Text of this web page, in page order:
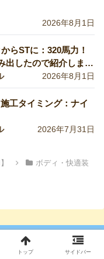
2026年8月1日
らSTに：320馬力！
出したので紹介しま
2026年8月1日
工タイミング：ナイ
2026年7月31日
ボディ・快適装
Golf 8
POLO
トップ サイドバー